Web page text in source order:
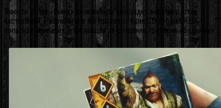
Вместе с тем «Гвинт» не покинула площадку видеоигр, став
настольной. Разработала же проект студия CD Projekt RED –
польская компания, отвечавшая за создание трилогии «Ведьмак».